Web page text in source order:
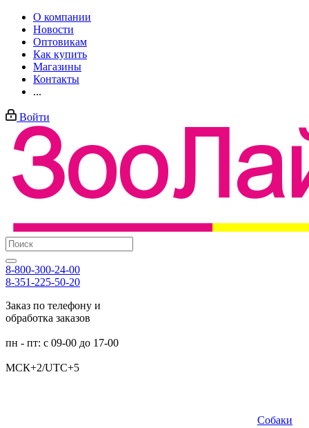
О компании
Новости
Оптовикам
Как купить
Магазины
Контакты
...
Войти
8-800-300-24-00
8-351-225-50-20
Заказ по телефону и
обработка заказов
пн - пт: с 09-00 до 17-00
МСК+2/UTC+5
Собаки